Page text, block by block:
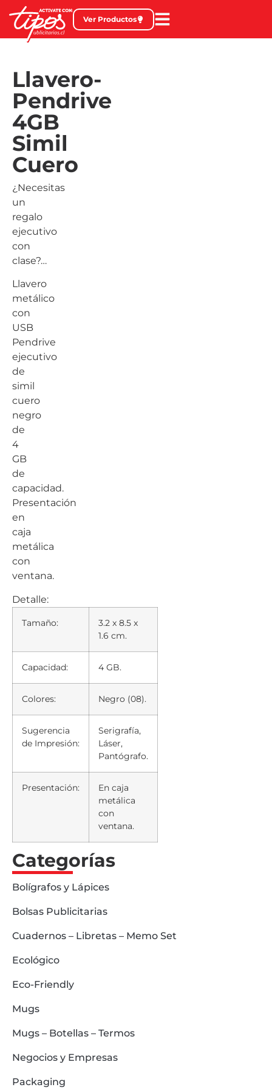
Ver Productos
Llavero-
Pendrive
4GB
Simil
Cuero
¿Necesitas
un
regalo
ejecutivo
con
clase?…
Llavero
metálico
con
USB
Pendrive
ejecutivo
de
simil
cuero
negro
de
4
GB
de
capacidad.
Presentación
en
caja
metálica
con
ventana.
Detalle:
Tamaño:
3.2 x 8.5 x
1.6 cm.
Capacidad: 4 GB.
Colores: Negro (08).
Sugerencia
de Impresión:
Serigrafía,
Láser,
Pantógrafo.
Presentación:
En caja
metálica
con
ventana.
Categorías
Bolígrafos y Lápices
Bolsas Publicitarias
Cuadernos – Libretas – Memo Set
Ecológico
Eco-Friendly
Mugs
Mugs – Botellas – Termos
Negocios y Empresas
Packaging